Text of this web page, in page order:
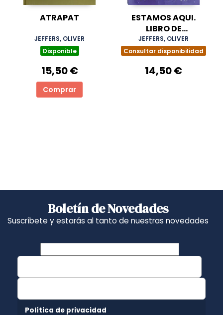
ATRAPAT
JEFFERS, OLIVER
Disponible
15,50 €
Comprar
ESTAMOS AQUI.
LIBRO DE
ACTIVIDADES.
JEFFERS, OLIVER
Consultar disponibilidad
14,50 €
Boletín de Novedades
Suscríbete y estarás al tanto de nuestras novedades
Política de privacidad